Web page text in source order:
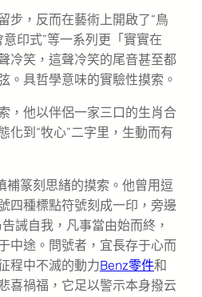
步，反而在藝術上開啟了“鳥
意印式”等一系列更「實實在
冷笑，這聲冷笑的尾音甚至都
。具哲學意味的實驗性摸索。
，他以伴侶一家三口的生肖合
化到“牧心”二字里，生動而有
補篆刻思緒的摸索。他曾用逗
四種標點符號刻成一印，旁邊
誡自我，凡事當由始而終，
中途。問號者，宜長存于心而
程中不滅的動力Benz零件和
喜禍福，它足以警示本身撥云